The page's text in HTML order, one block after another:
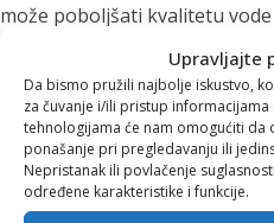
Upravljajte
Da bismo pružili najbolje iskustvo,
za čuvanje i/ili pristup informacijama
tehnologijama će nam omogućiti
ponašanje pri pregledavanju ili
Nepristanak ili povlačenje
određene karakteristike i funkcije.
može poboljšati kvalitetu
Što je navika jednostavnija, to
zadržati.
Pravilo 3: